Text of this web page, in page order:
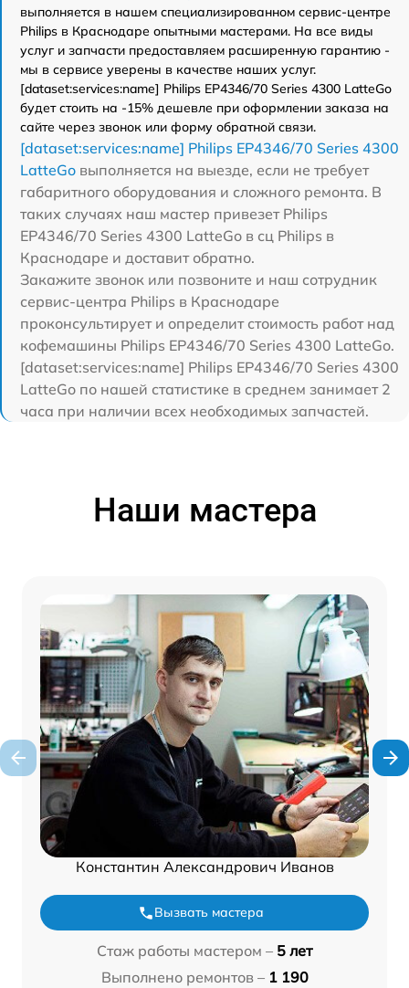
выполняется в нашем специализированном сервис-центре
Philips в Краснодаре опытными мастерами. На все виды
услуг и запчасти предоставляем расширенную гарантию -
мы в сервисе уверены в качестве наших услуг.
[dataset:services:name] Philips EP4346/70 Series 4300 LatteGo
будет стоить на -15% дешевле при оформлении заказа на
сайте через звонок или форму обратной связи.
[dataset:services:name] Philips EP4346/70 Series 4300
LatteGo выполняется на выезде, если не требует
габаритного оборудования и сложного ремонта. В
таких случаях наш мастер привезет Philips
EP4346/70 Series 4300 LatteGo в сц Philips в
Краснодаре и доставит обратно.
Закажите звонок или позвоните и наш сотрудник
сервис-центра Philips в Краснодаре
проконсультирует и определит стоимость работ над
кофемашины Philips EP4346/70 Series 4300 LatteGo.
[dataset:services:name] Philips EP4346/70 Series 4300
LatteGo по нашей статистике в среднем занимает 2
часа при наличии всех необходимых запчастей.
Наши мастера
Константин Александрович Иванов
Вызвать мастера
Стаж работы мастером – 5 лет
Выполнено ремонтов – 1 190